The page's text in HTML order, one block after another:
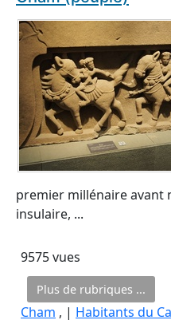
premier millénaire avant
insulaire, ...
9575 vues
Plus de rubriques ...
Cham , | Habitants du